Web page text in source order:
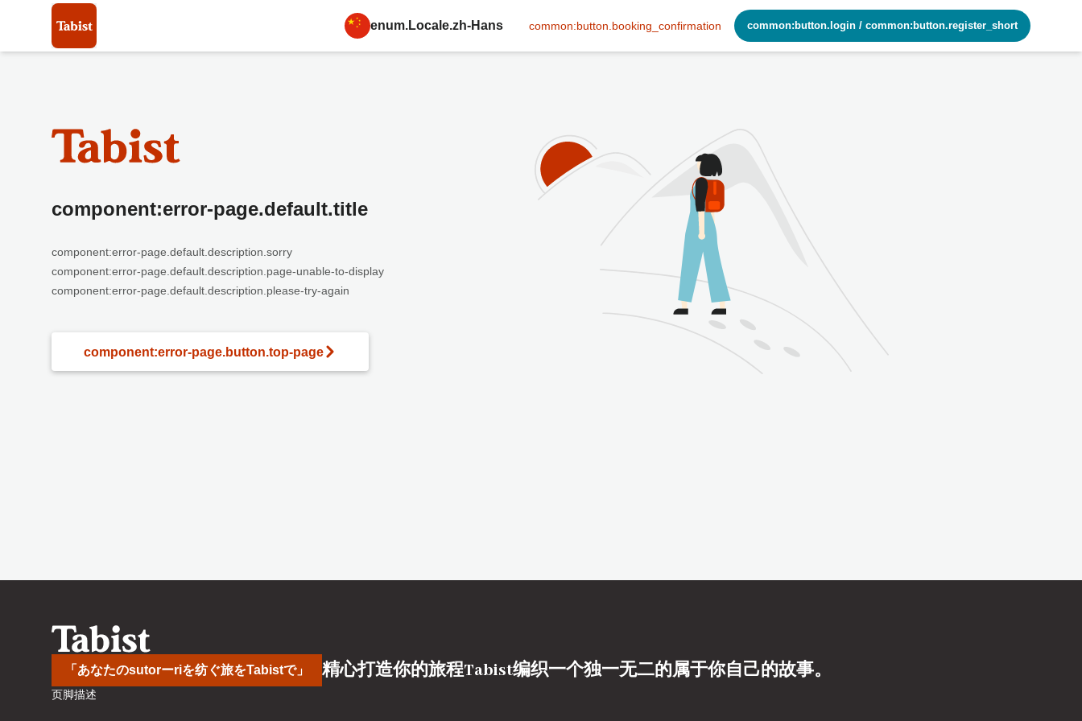
enum.Locale.zh-Hans common:button.booking_confirmation common:button.login / common:button.register_short
component:error-page.default.title
component:error-page.default.description.sorry
component:error-page.default.description.page-unable-to-display
component:error-page.default.description.please-try-again
component:error-page.button.top-page
「あなたのsutorーriを纺ぐ旅をTabistで」 精心打造你的旅程Tabist编织一个独一无二的属于你自己的故事。
页脚描述